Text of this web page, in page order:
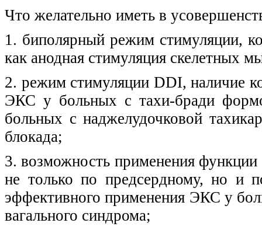
Что желательно иметь в
1. биполярный режим стимуляции,
как анодная стимуляция скелетных
2. режим стимуляции DDI, наличие
ЭКС у больных с тахи-бради
больных с наджелудочковой
блокада;
3. возможность применения
не только по предсердному, но и
эффективного применения ЭКС у
вагального синдрома;